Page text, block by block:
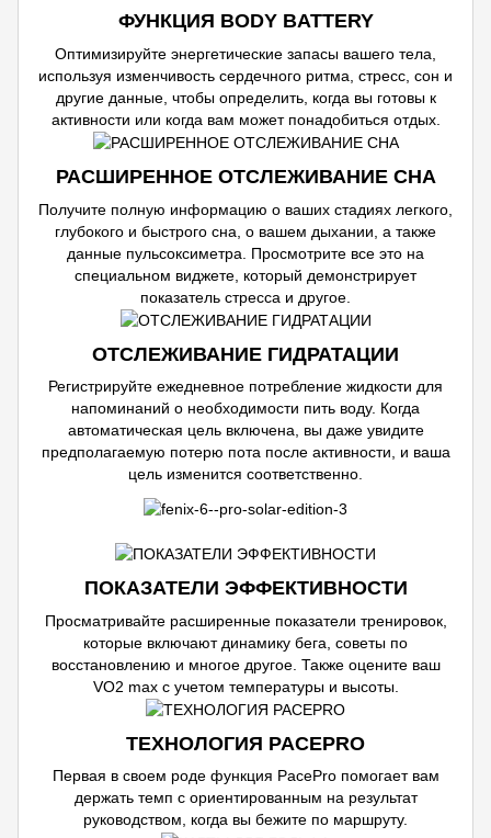
ФУНКЦИЯ BODY BATTERY
Оптимизируйте энергетические запасы вашего тела,
используя изменчивость сердечного ритма, стресс, сон и
другие данные, чтобы определить, когда вы готовы к
активности или когда вам может понадобиться отдых.
РАСШИРЕННОЕ ОТСЛЕЖИВАНИЕ СНА
Получите полную информацию о ваших стадиях легкого,
глубокого и быстрого сна, о вашем дыхании, а также
данные пульсоксиметра. Просмотрите все это на
специальном виджете, который демонстрирует
показатель стресса и другое.
ОТСЛЕЖИВАНИЕ ГИДРАТАЦИИ
Регистрируйте ежедневное потребление жидкости для
напоминаний о необходимости пить воду. Когда
автоматическая цель включена, вы даже увидите
предполагаемую потерю пота после активности, и ваша
цель изменится соответственно.
ПОКАЗАТЕЛИ ЭФФЕКТИВНОСТИ
Просматривайте расширенные показатели тренировок,
которые включают динамику бега, советы по
восстановлению и многое другое. Также оцените ваш
VO2 max с учетом температуры и высоты.
ТЕХНОЛОГИЯ PACEPRO
Первая в своем роде функция PacePro помогает вам
держать темп с ориентированным на результат
руководством, когда вы бежите по маршруту.